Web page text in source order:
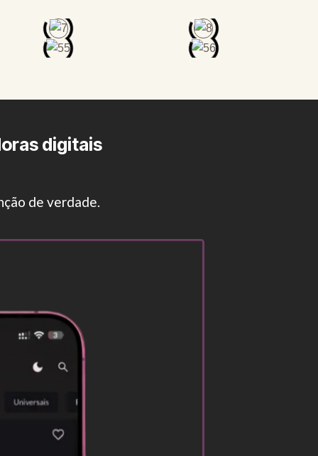
digitais
de verdade.